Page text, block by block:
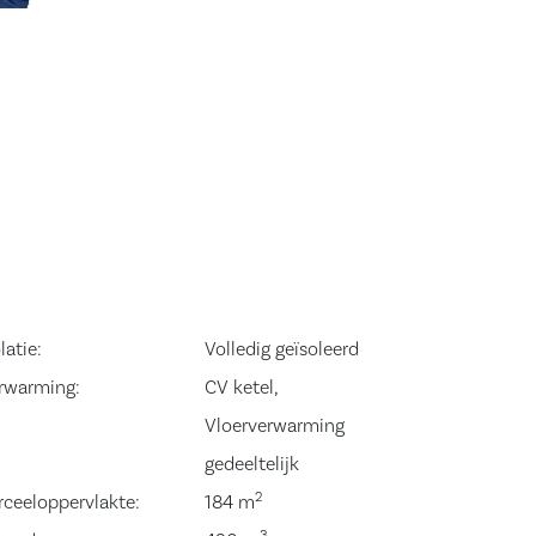
Volledig geïsoleerd
CV ketel,
Vloerverwarming
gedeeltelijk
184 m2